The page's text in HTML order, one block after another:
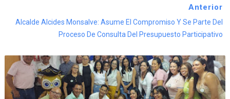
Anterior
Alcalde Alcides Monsalve: Asume El Compromiso Y Se Parte Del
Proceso De Consulta Del Presupuesto Participativo